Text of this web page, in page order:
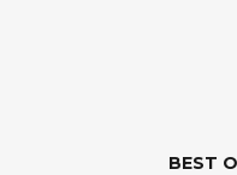
BEST